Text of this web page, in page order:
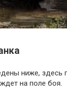
ниже, здесь
на поле боя.